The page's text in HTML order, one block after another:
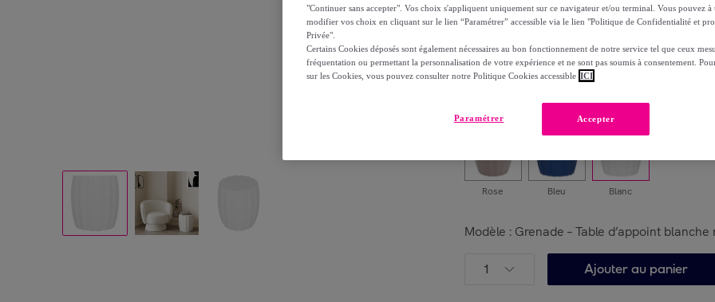
dontéco-part.: 0,9 €
Reprise possible de votre ancien produit,
Choisissez votre modèle
Rose Bleu Blanc
Modèle : Grenade – Table d’appoint
1 Ajouter au panier
"Continuer sans accepter". Vos choix s'appliquent uniquement sur ce navigateur et/ou terminal. Vous pouvez
modifier vos choix en cliquant sur le lien “Paramétrer” accessible via le lien "Politique de Confidentialité et
Privée".
Certains Cookies déposés sont également nécessaires au bon fonctionnement de notre service tel que ceux
fréquentation ou permettant la personnalisation de votre expérience et ne sont pas soumis à consentement.
sur les Cookies, vous pouvez consulter notre Politique Cookies accessible ICI
Accepter
Paramétrer